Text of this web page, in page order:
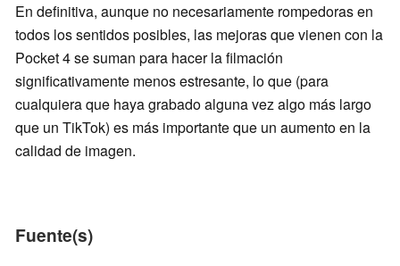
En definitiva, aunque no necesariamente rompedoras en
todos los sentidos posibles, las mejoras que vienen con la
Pocket 4 se suman para hacer la filmación
significativamente menos estresante, lo que (para
cualquiera que haya grabado alguna vez algo más largo
que un TikTok) es más importante que un aumento en la
calidad de imagen.
Fuente(s)